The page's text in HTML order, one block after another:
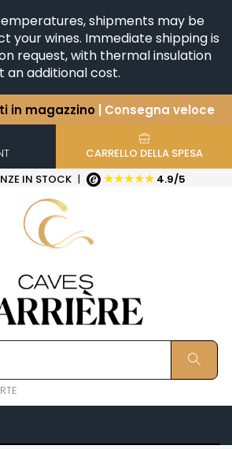
shipments may be
your wines. Immediate shipping is
request, with thermal insulation
an additional cost.
in magazzino| Consegna veloce
di
Orizzontali e Verticali
CARRELLO DELLA SPESA
IN STOCK | ★★★★★ 4.9/5